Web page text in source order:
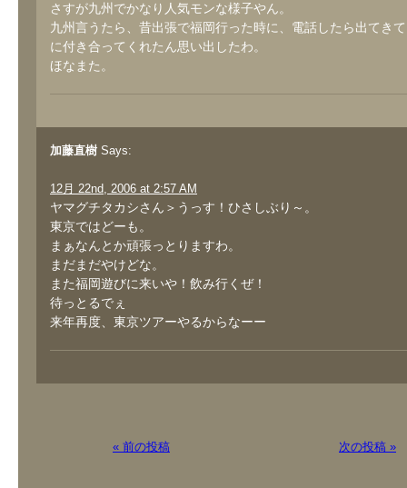
さすが九州でかなり人気モンな様子やん。
九州言うたら、昔出張で福岡行った時に、電話したら出てき
に付き合ってくれたん思い出したわ。
ほなまた。
加藤直樹 Says:
12月 22nd, 2006 at 2:57 AM
ヤマグチタカシさん＞うっす！ひさしぶり～。
東京ではどーも。
まぁなんとか頑張っとりますわ。
まだまだやけどな。
また福岡遊びに来いや！飲み行くぜ！
待っとるでぇ
来年再度、東京ツアーやるからなーー
« 前の投稿 次の投稿 »